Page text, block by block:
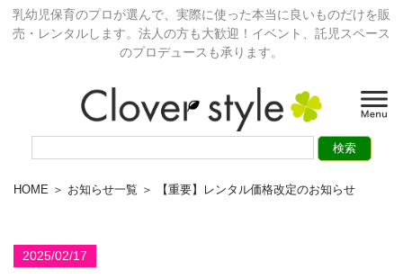
乳幼児保育のプロが選んで、実際に使った本当に良いものだけを販
売・レンタルします。法人の方も大歓迎！イベント、託児スペース
のプロデュースも承ります。
HOME ＞ お知らせ一覧 ＞ 【重要】レンタル価格改定のお知らせ
2025/02/17